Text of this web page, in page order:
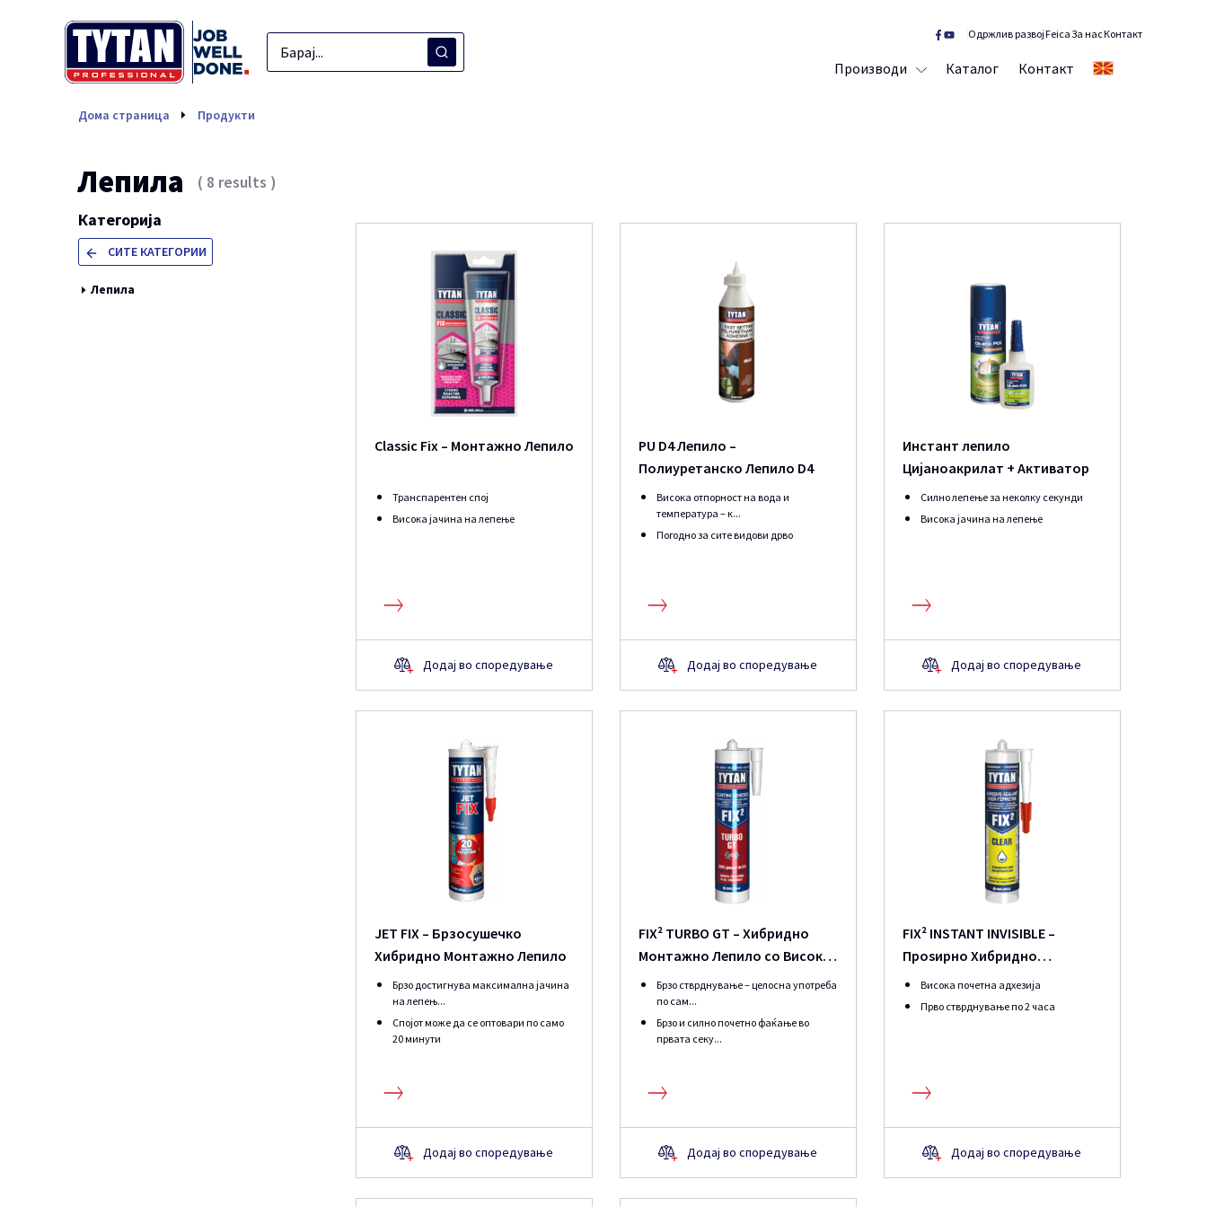
Производи Каталог Контакт
Одржлив развојFeicaЗа насКонтакт
Дома страница Продукти
Лепила ( 8 results )
Категорија
СИТЕ КАТЕГОРИИ
Лепила
Classic Fix – Монтажно Лепило
Транспарентен спој
Висока јачина на лепење
Додај во споредување
PU D4 Лепило –
Полиуретанско Лепило D4
Висока отпорност на вода и
температура – к...
Погодно за сите видови дрво
Додај во споредување
Инстант лепило
Цијаноакрилат + Активатор
Силно лепење за неколку секунди
Висока јачина на лепење
Додај во споредување
JET FIX – Брзосушечко
Хибридно Монтажно Лепило
Брзо достигнува максимална јачина
на лепењ...
Спојот може да се оптовари по само
20 минути
Додај во споредување
FIX² TURBO GT – Хибридно
Монтажно Лепило со Висока
Јачина
Брзо стврднување – целосна употреба
по сам...
Брзо и силно почетно фаќање во
првата секу...
Додај во споредување
FIX² INSTANT INVISIBLE –
Проѕирно Хибридно
Монтажно Лепило
Висока почетна адхезија
Прво стврднување по 2 часа
Додај во споредување